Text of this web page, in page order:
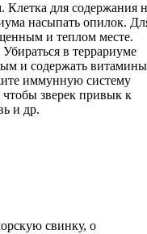
Клетка для содержания
насыпать опилок.
и теплом месте.
в террариуме
и содержать
иммунную систему
зверек привык к
и др.
свинку, о